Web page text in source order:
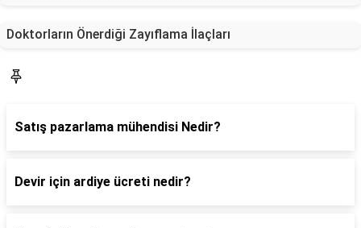
Doktorların Önerdiği Zayıflama İlaçları
Satış pazarlama mühendisi Nedir?
Devir için ardiye ücreti nedir?